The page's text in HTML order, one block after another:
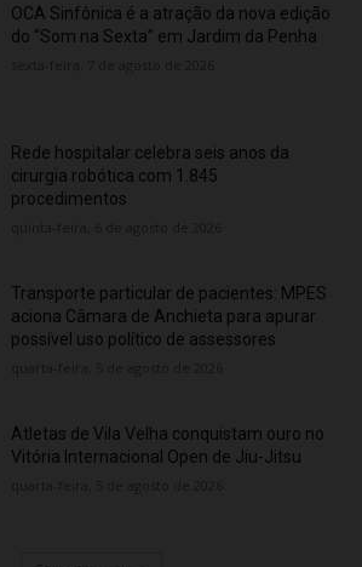
OCA Sinfônica é a atração da nova edição
do “Som na Sexta” em Jardim da Penha
Rede hospitalar celebra seis anos da
cirurgia robótica com 1.845
procedimentos
Transporte particular de pacientes: MPES
aciona Câmara de Anchieta para apurar
possível uso político de assessores
Atletas de Vila Velha conquistam ouro no
Vitória Internacional Open de Jiu-Jitsu